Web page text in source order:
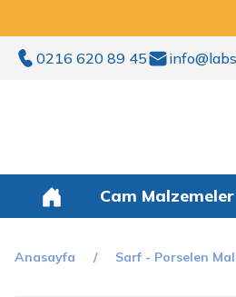
0216 620 89 45
Cam Malzemeler
Anasayfa Sarf - Porselen